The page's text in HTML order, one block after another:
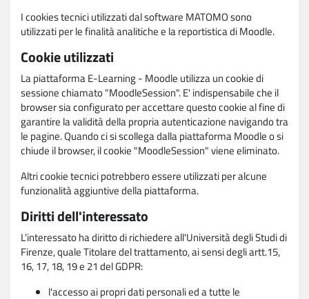
I cookies tecnici utilizzati dal software MATOMO sono
utilizzati per le finalità analitiche e la reportistica di Moodle.
Cookie utilizzati
La piattaforma E-Learning - Moodle utilizza un cookie di
sessione chiamato "MoodleSession". E' indispensabile che il
browser sia configurato per accettare questo cookie al fine di
garantire la validità della propria autenticazione navigando tra
le pagine. Quando ci si scollega dalla piattaforma Moodle o si
chiude il browser, il cookie "MoodleSession" viene eliminato.
Altri cookie tecnici potrebbero essere utilizzati per alcune
funzionalità aggiuntive della piattaforma.
Diritti dell'interessato
L'interessato ha diritto di richiedere all'Università degli Studi di
Firenze, quale Titolare del trattamento, ai sensi degli artt.15,
16, 17, 18, 19 e 21 del GDPR:
l'accesso ai propri dati personali ed a tutte le